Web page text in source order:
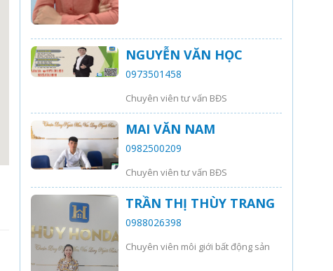
NGUYỄN VĂN HỌC
0973501458
Chuyên viên tư vấn BĐS
MAI VĂN NAM
0982500209
Chuyên viên tư vấn BĐS
TRẦN THỊ THÙY TRANG
0988026398
Chuyên viên môi giới bất động sản